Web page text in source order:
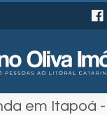
em Itapoá